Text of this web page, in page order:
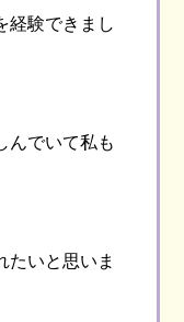
経験できまし
んでいて私も
たいと思いま